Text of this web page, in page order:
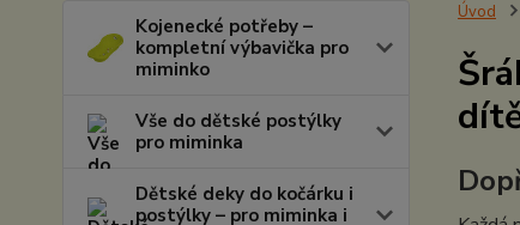
Kojenecké potřeby –
kompletní výbavička pro
miminko
Vše do dětské postýlky
pro miminka
Dětské deky do kočárku i
postýlky – pro miminka i
Úvod